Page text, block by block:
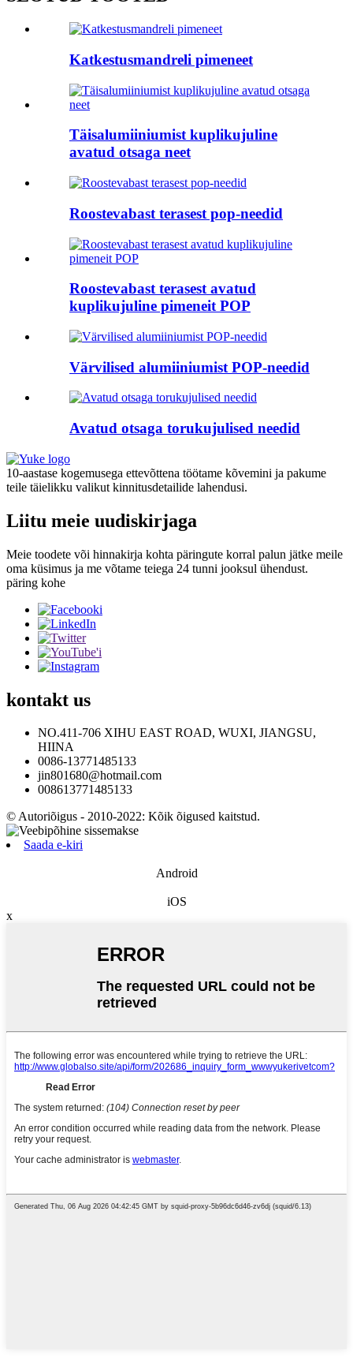
Katkestusmandreli pimeneet
Täisalumiiniumist kuplikujuline
avatud otsaga neet
Roostevabast terasest pop-needid
Roostevabast terasest avatud
kuplikujuline pimeneit POP
Värvilised alumiiniumist POP-needid
Avatud otsaga torukujulised needid
10-aastase kogemusega ettevõttena töötame kõvemini ja pakume
teile täielikku valikut kinnitusdetailide lahendusi.
Liitu meie uudiskirjaga
Meie toodete või hinnakirja kohta päringute korral palun jätke meile
oma küsimus ja me võtame teiega 24 tunni jooksul ühendust.
päring kohe
kontakt us
NO.411-706 XIHU EAST ROAD, WUXI, JIANGSU,
HIINA
0086-13771485133
jin801680@hotmail.com
008613771485133
© Autoriõigus - 2010-2022: Kõik õigused kaitstud.
Saada e-kiri
Android
iOS
x